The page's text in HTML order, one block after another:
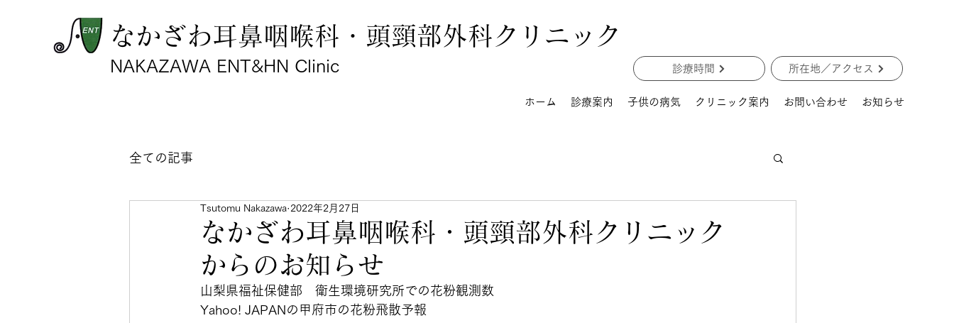
なかざわ耳鼻咽喉科・頭頸部外科クリニック
NAKAZAWA ENT&HN Clinic
ホーム 診療案内 子供の病気 クリニック案内 お問い合わせ お知らせ
診療時間 所在地／アクセス
全ての記事
なかざわ耳鼻咽喉科・頭頸部外科クリニック
からのお知らせ
Tsutomu Nakazawa 2022年2月27日
山梨県福祉保健部　衛生環境研究所での花粉観測数
Yahoo! JAPANの甲府市の花粉飛散予報